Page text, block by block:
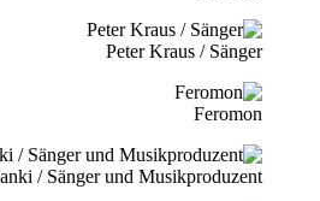
Peter Kraus / Sänger
Feromon
/ Sänger und Musikproduzent